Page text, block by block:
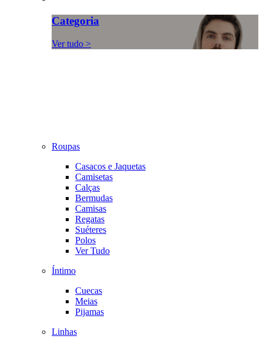
Categoria
Ver tudo >
Roupas
Casacos e Jaquetas
Camisetas
Calças
Bermudas
Camisas
Regatas
Suéteres
Polos
Ver Tudo
Íntimo
Cuecas
Meias
Pijamas
Linhas